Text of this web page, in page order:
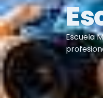
Escuela